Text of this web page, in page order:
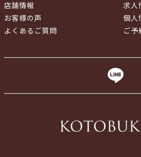
店舗情報
お客様の声
よくあるご質問
求人
個人
ご予